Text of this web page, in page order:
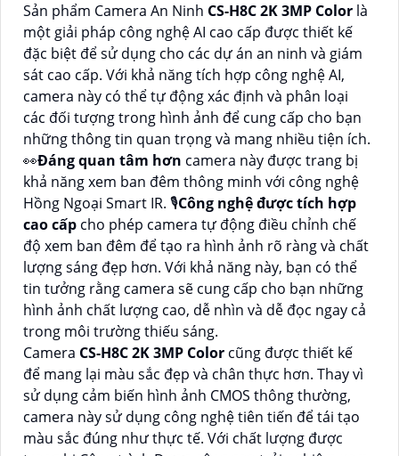
Sản phẩm Camera An Ninh CS-H8C 2K 3MP Color là
một giải pháp công nghệ AI cao cấp được thiết kế
đặc biệt để sử dụng cho các dự án an ninh và giám
sát cao cấp. Với khả năng tích hợp công nghệ AI,
camera này có thể tự động xác định và phân loại
các đối tượng trong hình ảnh để cung cấp cho bạn
những thông tin quan trọng và mang nhiều tiện ích.
️👀Đáng quan tâm hơn camera này được trang bị
khả năng xem ban đêm thông minh với công nghệ
Hồng Ngoại Smart IR. 🎙Công nghệ được tích hợp
cao cấp cho phép camera tự động điều chỉnh chế
độ xem ban đêm để tạo ra hình ảnh rõ ràng và chất
lượng sáng đẹp hơn. Với khả năng này, bạn có thể
tin tưởng rằng camera sẽ cung cấp cho bạn những
hình ảnh chất lượng cao, dễ nhìn và dễ đọc ngay cả
trong môi trường thiếu sáng.
Camera CS-H8C 2K 3MP Color cũng được thiết kế
để mang lại màu sắc đẹp và chân thực hơn. Thay vì
sử dụng cảm biến hình ảnh CMOS thông thường,
camera này sử dụng công nghệ tiên tiến để tái tạo
màu sắc đúng như thực tế. Với chất lượng được